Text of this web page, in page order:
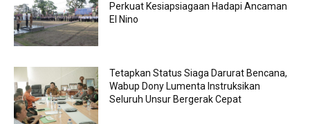
Perkuat Kesiapsiagaan Hadapi Ancaman
El Nino
Tetapkan Status Siaga Darurat Bencana,
Wabup Dony Lumenta Instruksikan
Seluruh Unsur Bergerak Cepat